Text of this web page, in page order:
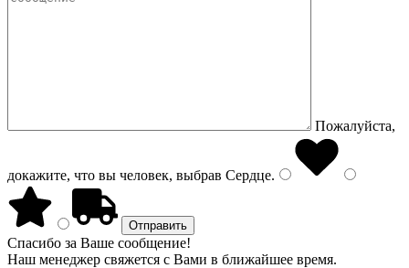
Пожалуйста,
докажите, что вы человек, выбрав Сердце.
Спасибо за Ваше сообщение!
Наш менеджер свяжется с Вами в ближайшее время.